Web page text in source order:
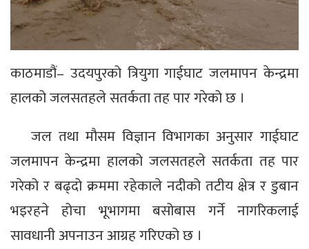
काठमाडौं– उदयपुरको त्रियुगा गाईघाट जलमापन केन्द्रमा
हालको जलसतहले सतर्कता तह पार गरेको छ ।
जल तथा मौसम विज्ञान विभागका अनुसार गाईघाट
जलमापन केन्द्रमा हालको जलसतहले सतर्कता तह पार
गरेको र बढ्दो क्रममा रहेकाले नदीको तटीय क्षेत्र र डुबान
भइरहने होचा भूभागमा बसोबास गर्ने नागरिकलाई
सावधानी अपनाउन आग्रह गरिएको छ ।